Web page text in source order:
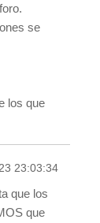
se
los que
23:03:34
que los
que